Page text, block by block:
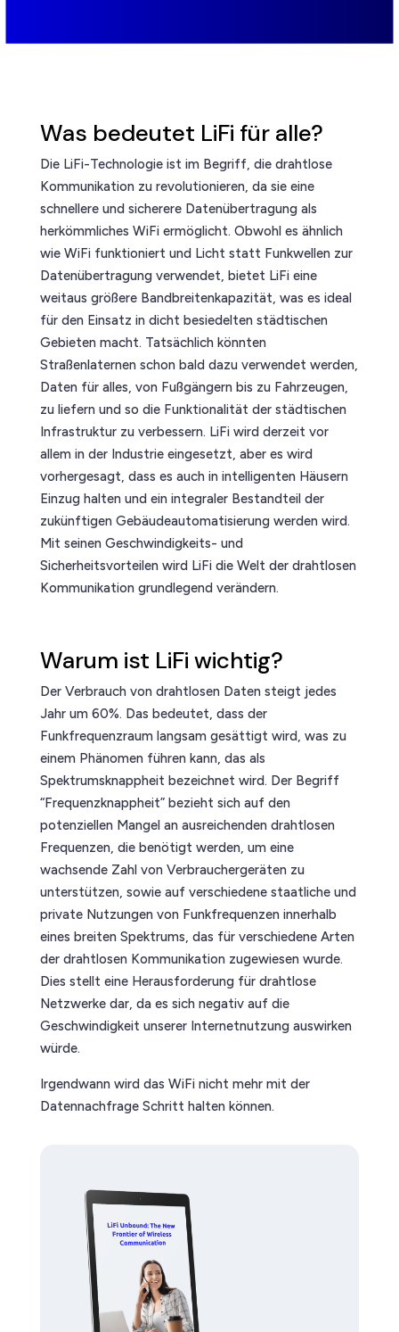
Was bedeutet LiFi für alle?
Die LiFi-Technologie ist im Begriff, die drahtlose
Kommunikation zu revolutionieren, da sie eine
schnellere und sicherere Datenübertragung als
herkömmliches WiFi ermöglicht. Obwohl es ähnlich
wie WiFi funktioniert und Licht statt Funkwellen zur
Datenübertragung verwendet, bietet LiFi eine
weitaus größere Bandbreitenkapazität, was es ideal
für den Einsatz in dicht besiedelten städtischen
Gebieten macht. Tatsächlich könnten
Straßenlaternen schon bald dazu verwendet werden,
Daten für alles, von Fußgängern bis zu Fahrzeugen,
zu liefern und so die Funktionalität der städtischen
Infrastruktur zu verbessern. LiFi wird derzeit vor
allem in der Industrie eingesetzt, aber es wird
vorhergesagt, dass es auch in intelligenten Häusern
Einzug halten und ein integraler Bestandteil der
zukünftigen Gebäudeautomatisierung werden wird.
Mit seinen Geschwindigkeits- und
Sicherheitsvorteilen wird LiFi die Welt der drahtlosen
Kommunikation grundlegend verändern.
Warum ist LiFi wichtig?
Der Verbrauch von drahtlosen Daten steigt jedes
Jahr um 60%. Das bedeutet, dass der
Funkfrequenzraum langsam gesättigt wird, was zu
einem Phänomen führen kann, das als
Spektrumsknappheit bezeichnet wird. Der Begriff
“Frequenzknappheit” bezieht sich auf den
potenziellen Mangel an ausreichenden drahtlosen
Frequenzen, die benötigt werden, um eine
wachsende Zahl von Verbrauchergeräten zu
unterstützen, sowie auf verschiedene staatliche und
private Nutzungen von Funkfrequenzen innerhalb
eines breiten Spektrums, das für verschiedene Arten
der drahtlosen Kommunikation zugewiesen wurde.
Dies stellt eine Herausforderung für drahtlose
Netzwerke dar, da es sich negativ auf die
Geschwindigkeit unserer Internetnutzung auswirken
würde.
Irgendwann wird das WiFi nicht mehr mit der
Datennachfrage Schritt halten können.